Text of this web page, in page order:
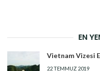
EN
Vietnam Vizesi
22 TEMMUZ 2019